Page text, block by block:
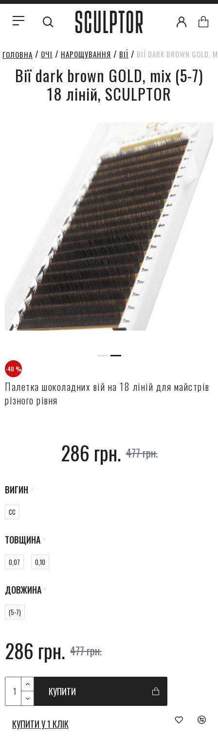
ГОЛОВНА ОЧІ НАРОЩУВАННЯ ВІЇ ВІЇ DARK BROWN
Вії dark brown GOLD, mix (5-7)
18 ліній, SCULPTOR
-40 %
Палетка шоколадних вій на 18 ліній для майстрів
різного рівня
477 грн.
286 грн.
ВИГИН
CC
ТОВЩИНА
0,07 0,10
ДОВЖИНА
(5-7)
477 грн.
286 грн.
КУПИТИ
КУПИТИ У 1 КЛІК